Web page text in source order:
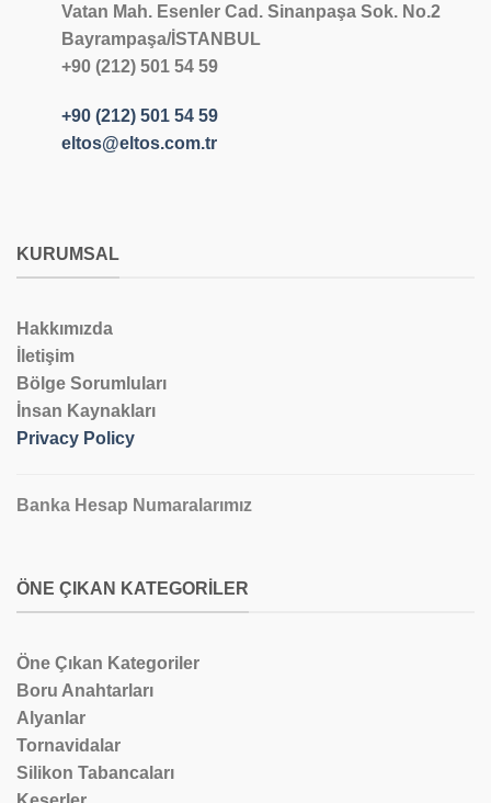
Vatan Mah. Esenler Cad. Sinanpaşa Sok. No.2
Bayrampaşa/İSTANBUL
+90 (212) 501 54 59
+90 (212) 501 54 59
eltos@eltos.com.tr
KURUMSAL
Hakkımızda
İletişim
Bölge Sorumluları
İnsan Kaynakları
Privacy Policy
Banka Hesap Numaralarımız
ÖNE ÇIKAN KATEGORILER
Öne Çıkan Kategoriler
Boru Anahtarları
Alyanlar
Tornavidalar
Silikon Tabancaları